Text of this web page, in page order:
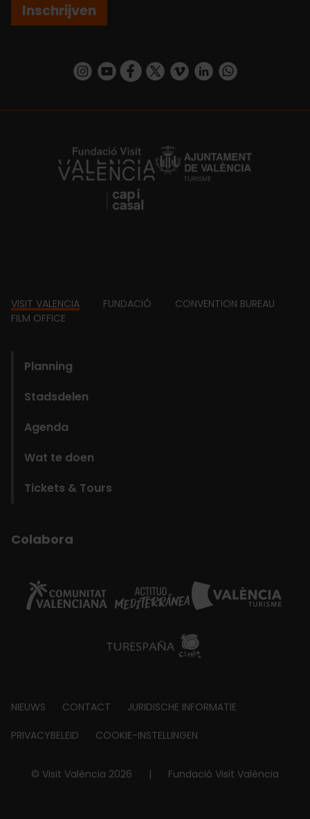
Inschrijven
https://www.instagram.com/visit_valencia/
https://www.youtube.com/user/
https://www.facebook.com/
https://twitter.com/
https://vimeo.com/
https://www.linkedin.com/company/turismo-valencia/https://api.whatsapp.com/send/
https://fundacion.visitvalencia.com/
Footer
VISIT VALENCIA FUNDACIÓ
CONVENTION BUREAU
FILM OFFICE
Planning
Stadsdelen
Agenda
Wat te doen
Tickets & Tours
Colabora
Footer
about
NIEUWS CONTACT JURIDISCHE INFORMATIE
PRIVACYBELEID COOKIE-INSTELLINGEN
© Visit València 2026 | Fundació Visit València